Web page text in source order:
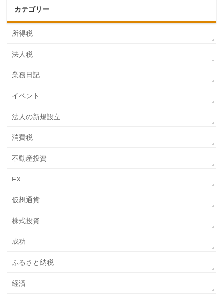
カテゴリー
所得税
法人税
業務日記
イベント
法人の新規設立
消費税
不動産投資
FX
仮想通貨
株式投資
成功
ふるさと納税
経済